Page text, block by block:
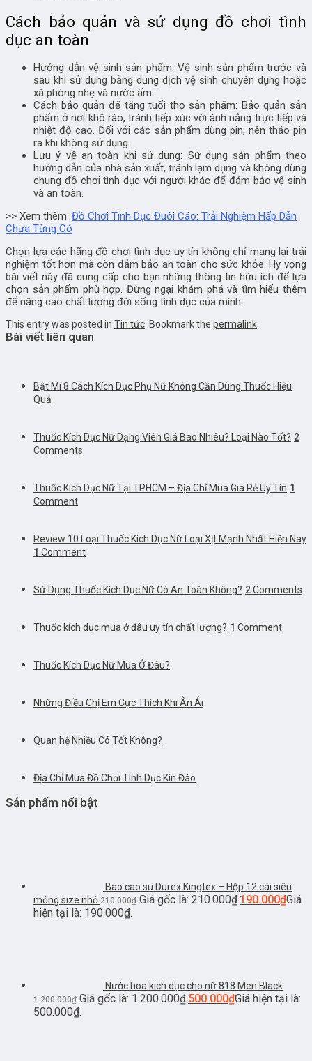
Cách bảo quản và sử dụng đồ chơi tình
dục an toàn
Hướng dẫn vệ sinh sản phẩm: Vệ sinh sản phẩm trước và
sau khi sử dụng bằng dung dịch vệ sinh chuyên dụng hoặc
xà phòng nhẹ và nước ấm.
Cách bảo quản để tăng tuổi thọ sản phẩm: Bảo quản sản
phẩm ở nơi khô ráo, tránh tiếp xúc với ánh nắng trực tiếp và
nhiệt độ cao. Đối với các sản phẩm dùng pin, nên tháo pin
ra khi không sử dụng.
Lưu ý về an toàn khi sử dụng: Sử dụng sản phẩm theo
hướng dẫn của nhà sản xuất, tránh lạm dụng và không dùng
chung đồ chơi tình dục với người khác để đảm bảo vệ sinh
và an toàn.
>> Xem thêm: Đồ Chơi Tình Dục Đuôi Cáo: Trải Nghiệm Hấp Dẫn
Chưa Từng Có
Chọn lựa các hãng đồ chơi tình dục uy tín không chỉ mang lại trải
nghiệm tốt hơn mà còn đảm bảo an toàn cho sức khỏe. Hy vọng
bài viết này đã cung cấp cho bạn những thông tin hữu ích để lựa
chọn sản phẩm phù hợp. Đừng ngại khám phá và tìm hiểu thêm
để nâng cao chất lượng đời sống tình dục của mình.
This entry was posted in Tin tức. Bookmark the permalink.
Bài viết liên quan
Bật Mí 8 Cách Kích Dục Phụ Nữ Không Cần Dùng Thuốc Hiệu
Quả
Thuốc Kích Dục Nữ Dạng Viên Giá Bao Nhiêu? Loại Nào Tốt? 2
Comments
Thuốc Kích Dục Nữ Tại TPHCM – Địa Chỉ Mua Giá Rẻ Uy Tín 1
Comment
Review 10 Loại Thuốc Kích Dục Nữ Loại Xịt Mạnh Nhất Hiện Nay
1 Comment
Sử Dụng Thuốc Kích Dục Nữ Có An Toàn Không? 2Comments
Thuốc kích dục mua ở đâu uy tín chất lượng? 1 Comment
Thuốc Kích Dục Nữ Mua Ở Đâu?
Những Điều Chị Em Cực Thích Khi Ân Ái
Quan hệ Nhiều Có Tốt Không?
Địa Chỉ Mua Đồ Chơi Tình Dục Kín Đáo
Sản phẩm nổi bật
Bao cao su Durex Kingtex – Hộp 12 cái siêu
mỏng size nhỏ 210.000₫ Giá gốc là: 210.000₫.190.000₫Giá
hiện tại là: 190.000₫.
Nước hoa kích dục cho nữ 818 Men Black
1.200.000₫ Giá gốc là: 1.200.000₫.500.000₫Giá hiện tại là:
500.000₫.